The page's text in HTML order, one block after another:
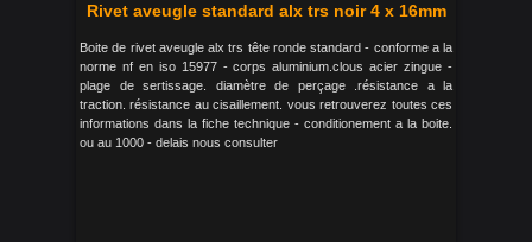
Rivet aveugle standard alx trs noir 4 x 16mm
Boite de rivet aveugle alx trs tête ronde standard - conforme a la
norme nf en iso 15977 - corps aluminium.clous acier zingue -
plage de sertissage. diamètre de perçage .résistance a la
traction. résistance au cisaillement. vous retrouverez toutes ces
informations dans la fiche technique - conditionement a la boite.
ou au 1000 - delais nous consulter